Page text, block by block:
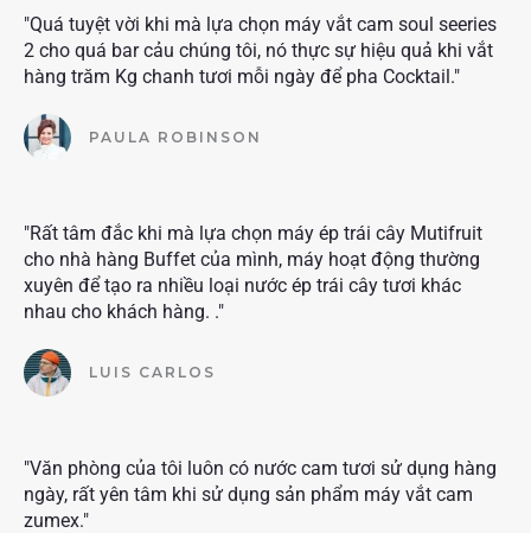
"Quá tuyệt vời khi mà lựa chọn máy vắt cam soul seeries
2 cho quá bar cảu chúng tôi, nó thực sự hiệu quả khi vắt
hàng trăm Kg chanh tươi mỗi ngày để pha Cocktail."
PAULA ROBINSON
"Rất tâm đắc khi mà lựa chọn máy ép trái cây Mutifruit
cho nhà hàng Buffet của mình, máy hoạt động thường
xuyên để tạo ra nhiều loại nước ép trái cây tươi khác
nhau cho khách hàng. ."
LUIS CARLOS
"Văn phòng của tôi luôn có nước cam tươi sử dụng hàng
ngày, rất yên tâm khi sử dụng sản phẩm máy vắt cam
zumex."